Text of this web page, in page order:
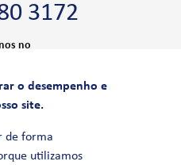
3172
no
o desempenho e
site.
de forma
utilizamos